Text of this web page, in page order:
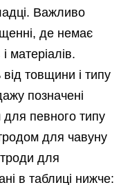
Важливо
де немає
матеріалів.
товщини і типу
позначені
певного типу
для чавуну
для
в таблиці нижче: